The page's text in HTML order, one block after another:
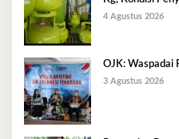
Berlangsung
4 Agustus 2026
OJK: Waspadai
3 Agustus 2026